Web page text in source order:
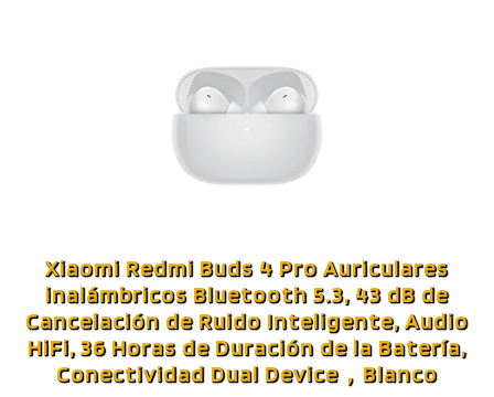
Xiaomi Redmi Buds 4 Pro Auriculares
inalámbricos Bluetooth 5.3, 43 dB de
Cancelación de Ruido Inteligente, Audio
HiFi, 36 Horas de Duración de la Batería,
Conectividad Dual Device，Blanco